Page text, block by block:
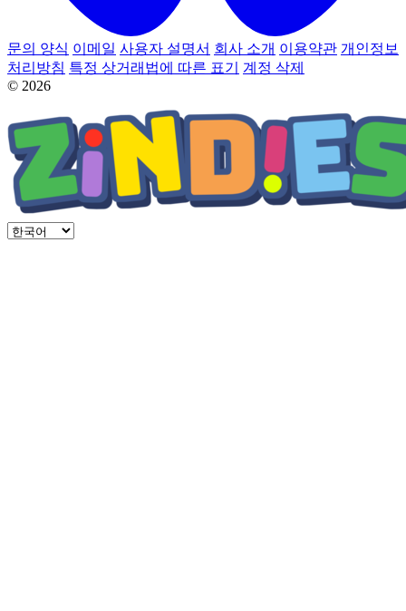
문의 양식 이메일 사용자 설명서 회사 소개 이용약관 개인정보
처리방침 특정 상거래법에 따른 표기
계정 삭제
© 2026